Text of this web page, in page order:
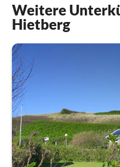
Weitere
Hietberg